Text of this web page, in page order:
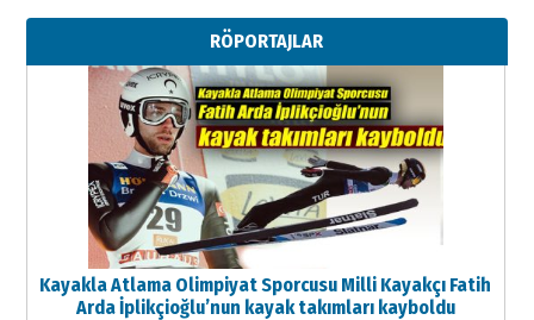
Metin Külünk: Aileyi Korumak
Geleceği Korumaktır
11 Mayıs 2026 Pazartesi
RÖPORTAJLAR
Kayakla Atlama Olimpiyat Sporcusu Milli Kayakçı Fatih
Arda İplikçioğlu’nun kayak takımları kayboldu